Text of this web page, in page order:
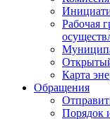
Рабочая
Карта
Обращения
Порядок